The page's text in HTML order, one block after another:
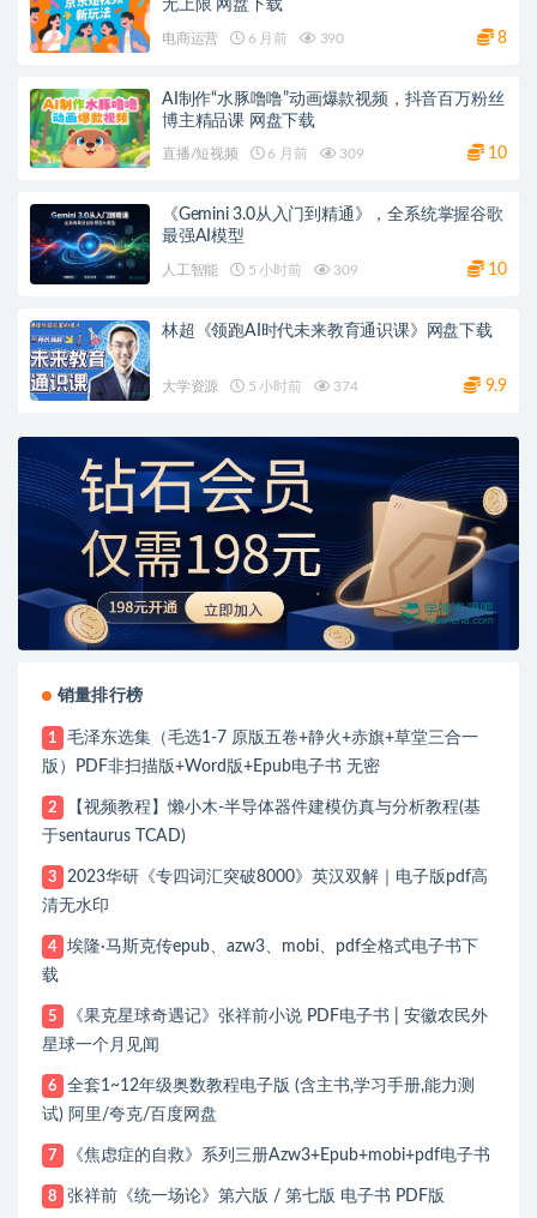
无上限 网盘下载
电商运营 6 月前 390 8
AI制作“水豚噜噜”动画爆款视频，抖音百万粉丝
博主精品课 网盘下载
直播/短视频 6 月前 309 10
《Gemini 3.0从入门到精通》，全系统掌握谷歌
最强AI模型
人工智能 5 小时前 309 10
林超《领跑AI时代未来教育通识课》网盘下载
大学资源 5 小时前 374 9.9
销量排行榜
1
毛泽东选集（毛选1-7 原版五卷+静火+赤旗+草堂三合一
版）PDF非扫描版+Word版+Epub电子书 无密
2
【视频教程】懒小木-半导体器件建模仿真与分析教程(基
于sentaurus TCAD)
3
2023华研《专四词汇突破8000》英汉双解｜电子版pdf高
清无水印
4
埃隆·马斯克传epub、azw3、mobi、pdf全格式电子书下
载
5
《果克星球奇遇记》张祥前小说 PDF电子书 | 安徽农民外
星球一个月见闻
6
全套1~12年级奥数教程电子版 (含主书,学习手册,能力测
试) 阿里/夸克/百度网盘
7 《焦虑症的自救》系列三册Azw3+Epub+mobi+pdf电子书
8 张祥前《统一场论》第六版 / 第七版 电子书 PDF版